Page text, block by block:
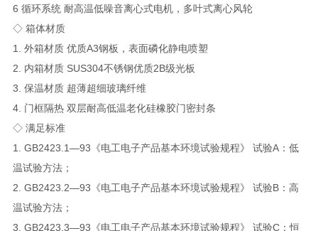
6 循环系统 耐高温低噪音离心式电机，多叶式离心风轮
◇ 箱体材质
1. 外箱材质 优质A3钢板，表面磷化静电喷塑
2. 内箱材质 SUS304不锈钢优质2B级光板
3. 保温材质 超薄超细玻璃纤维
4. 门框隔热 双层耐高低温老化硅橡胶门密封条
◇ 满足标准
1. GB2423.1—93《电工电子产品基本环境试验规程》 试验A：低
温试验方法；
2. GB2423.2—93《电工电子产品基本环境试验规程》 试验B：高
温试验方法；
3. GB2423.3—93《电工电子产品基本环境试验规程》 试验C：恒